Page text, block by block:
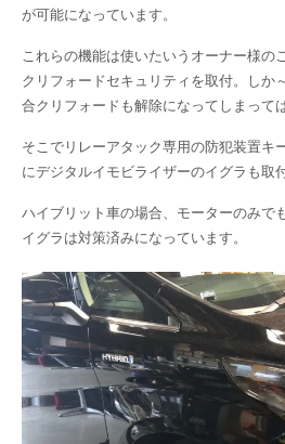
が可能になっています。
これらの機能は使いたいうオーナー様の
クリフォードセキュリティを取付。しか
合クリフォードも解除になってしまって
そこでリレーアタック専用の防犯装置キ
にデジタルイモビライザーのイグラも取
ハイブリット車の場合、モーターのみで
イグラは対策済みになっています。